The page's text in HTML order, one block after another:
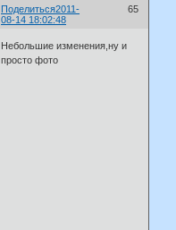
Поделиться 65
2011-
08-14 18:02:48
Небольшие изменения,ну и
просто фото